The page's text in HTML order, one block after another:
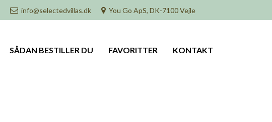
info@selectedvillas.dk You Go ApS, DK-7100 Vejle
SÅDAN BESTILLER DU FAVORITTER KONTAKT